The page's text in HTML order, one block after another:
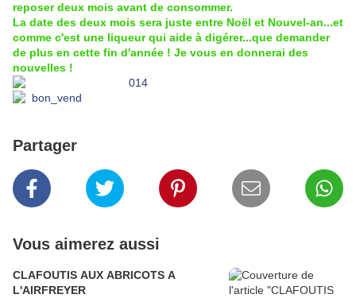
reposer deux mois avant de consommer.
La date des deux mois sera juste entre Noël et Nouvel-an...et
comme c'est une liqueur qui aide à digérer...que demander
de plus en cette fin d'année ! Je vous en donnerai des
nouvelles !
Partager
Vous aimerez aussi
CLAFOUTIS AUX ABRICOTS A
L'AIRFREYER